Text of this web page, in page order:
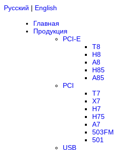
Русский | English
Главная
Продукция
PCI-E
T8
H8
A8
H85
A85
PCI
T7
X7
H7
H75
A7
503FM
501
USB